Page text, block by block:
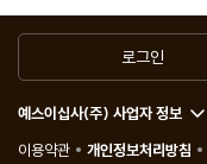
로그인
예스이십사(주) 사업자 정보
이용약관
개인정보처리방침